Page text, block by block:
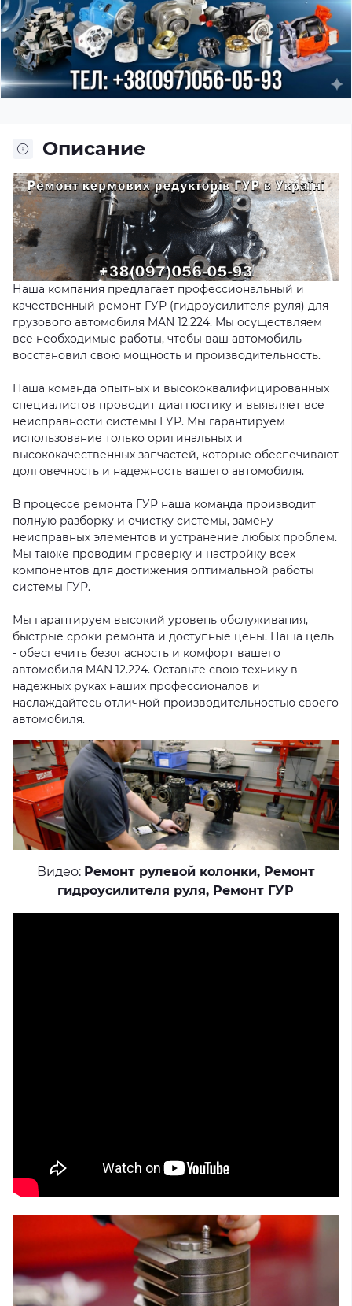
Описание
Наша компания предлагает профессиональный и
качественный ремонт ГУР (гидроусилителя руля) для
грузового автомобиля MAN 12.224. Мы осуществляем
все необходимые работы, чтобы ваш автомобиль
восстановил свою мощность и производительность.
Наша команда опытных и высококвалифицированных
специалистов проводит диагностику и выявляет все
неисправности системы ГУР. Мы гарантируем
использование только оригинальных и
высококачественных запчастей, которые обеспечивают
долговечность и надежность вашего автомобиля.
В процессе ремонта ГУР наша команда производит
полную разборку и очистку системы, замену
неисправных элементов и устранение любых проблем.
Мы также проводим проверку и настройку всех
компонентов для достижения оптимальной работы
системы ГУР.
Мы гарантируем высокий уровень обслуживания,
быстрые сроки ремонта и доступные цены. Наша цель
- обеспечить безопасность и комфорт вашего
автомобиля MAN 12.224. Оставьте свою технику в
надежных руках наших профессионалов и
наслаждайтесь отличной производительностью своего
автомобиля.
Видео: Ремонт рулевой колонки, Ремонт
гидроусилителя руля, Ремонт ГУР